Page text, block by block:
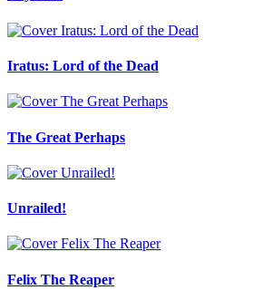
Iratus: Lord of the Dead
The Great Perhaps
Unrailed!
Felix The Reaper